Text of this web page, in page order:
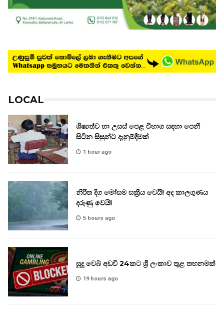
LOCAL
ශිෂ්‍යත්ව හා උසස් පෙළ විභාග සඳහා පෙනී
සිටින සිසුන්ට දැනුම්දීමක්
1 hour ago
නිරිත දිග මෝසම සක්‍රීය වෙයි! අද කාලගුණය
දරුණු වෙයි!
5 hours ago
සූදු වෙබ් අඩවි 24කට ශ්‍රී ලංකාව තුළ තහනමක්
19 hours ago